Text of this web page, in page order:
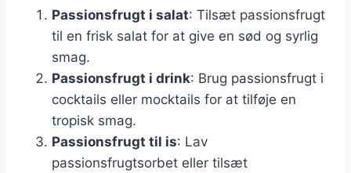
Passionsfrugt i salat: Tilsæt passionsfrugt
til en frisk salat for at give en sød og syrlig
smag.
Passionsfrugt i drink: Brug passionsfrugt i
cocktails eller mocktails for at tilføje en
tropisk smag.
Passionsfrugt til is: Lav
passionsfrugtsorbet eller tilsæt